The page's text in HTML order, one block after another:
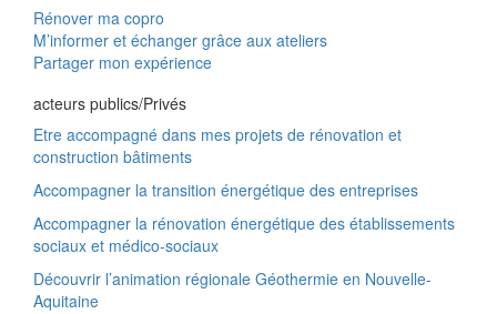
Rénover ma copro
M’informer et échanger grâce aux ateliers
Partager mon expérience
acteurs publics/Privés
Etre accompagné dans mes projets de rénovation et
construction bâtiments
Accompagner la transition énergétique des entreprises
Accompagner la rénovation énergétique des établissements
sociaux et médico-sociaux
Découvrir l’animation régionale Géothermie en Nouvelle-
Aquitaine